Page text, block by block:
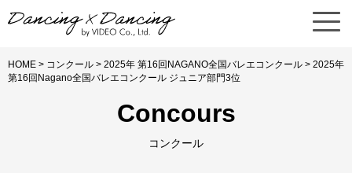
HOME > コンクール > 2025年 第16回NAGANO全国バレエコンクール > 2025年
第16回Nagano全国バレエコンクール ジュニア部門3位
Concours
コンクール